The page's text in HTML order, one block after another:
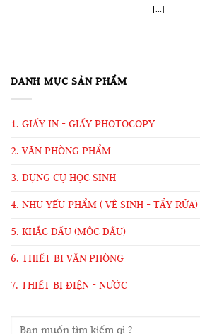
DANH MỤC SẢN PHẨM
1. GIẤY IN - GIẤY PHOTOCOPY
2. VĂN PHÒNG PHẨM
3. DỤNG CỤ HỌC SINH
4. NHU YẾU PHẨM ( VỆ SINH - TẨY RỬA)
5. KHẮC DẤU (MỘC DẤU)
6. THIẾT BỊ VĂN PHÒNG
7. THIẾT BỊ ĐIỆN - NƯỚC
[...]